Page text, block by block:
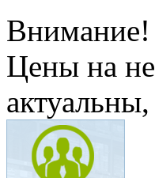
Внимание!
Цены на